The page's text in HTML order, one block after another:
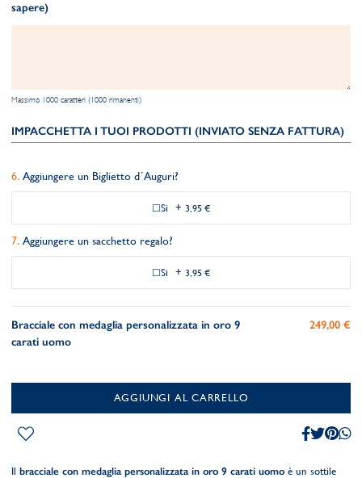
sapere)
Massimo 1000 caratteri (1000 rimanenti)
IMPACCHETTA I TUOI PRODOTTI (INVIATO SENZA FATTURA)
Aggiungere un Biglietto d´Auguri?
Si + 3,95 €
Aggiungere un sacchetto regalo?
Si + 3,95 €
Bracciale con medaglia personalizzata in oro 9
carati uomo
249,00 €
AGGIUNGI AL CARRELLO
Il bracciale con medaglia personalizzata in oro 9 carati uomo è un sottile